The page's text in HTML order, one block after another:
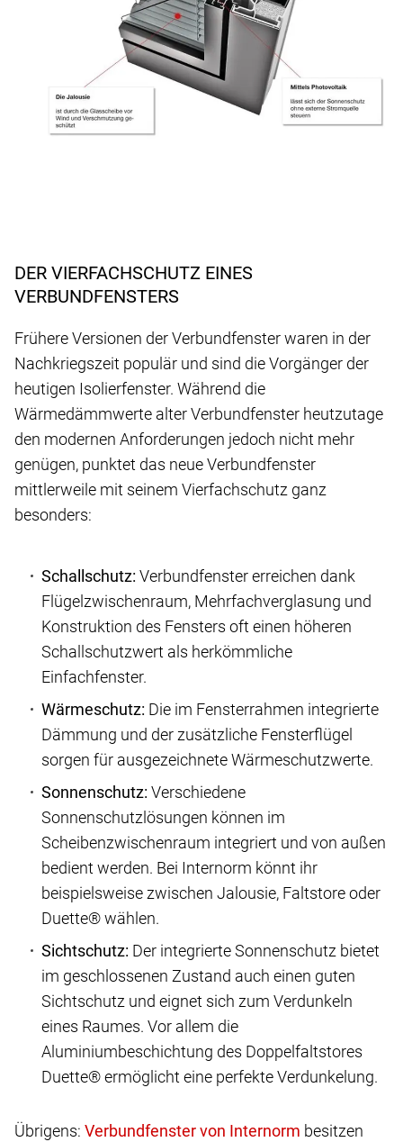
DER VIERFACHSCHUTZ EINES
VERBUNDFENSTERS
Frühere Versionen der Verbundfenster waren in der
Nachkriegszeit populär und sind die Vorgänger der
heutigen Isolierfenster. Während die
Wärmedämmwerte alter Verbundfenster heutzutage
den modernen Anforderungen jedoch nicht mehr
genügen, punktet das neue Verbundfenster
mittlerweile mit seinem Vierfachschutz ganz
besonders:
Schallschutz: Verbundfenster erreichen dank
Flügelzwischenraum, Mehrfachverglasung und
Konstruktion des Fensters oft einen höheren
Schallschutzwert als herkömmliche
Einfachfenster.
Wärmeschutz: Die im Fensterrahmen integrierte
Dämmung und der zusätzliche Fensterflügel
sorgen für ausgezeichnete Wärmeschutzwerte.
Sonnenschutz: Verschiedene
Sonnenschutzlösungen können im
Scheibenzwischenraum integriert und von außen
bedient werden. Bei Internorm könnt ihr
beispielsweise zwischen Jalousie, Faltstore oder
Duette® wählen.
Sichtschutz: Der integrierte Sonnenschutz bietet
im geschlossenen Zustand auch einen guten
Sichtschutz und eignet sich zum Verdunkeln
eines Raumes. Vor allem die
Aluminiumbeschichtung des Doppelfaltstores
Duette® ermöglicht eine perfekte Verdunkelung.
Übrigens:
besitzen